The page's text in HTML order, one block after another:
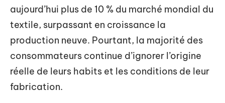
aujourd’hui plus de 10 % du marché mondial du
textile, surpassant en croissance la
production neuve. Pourtant, la majorité des
consommateurs continue d’ignorer l’origine
réelle de leurs habits et les conditions de leur
fabrication.